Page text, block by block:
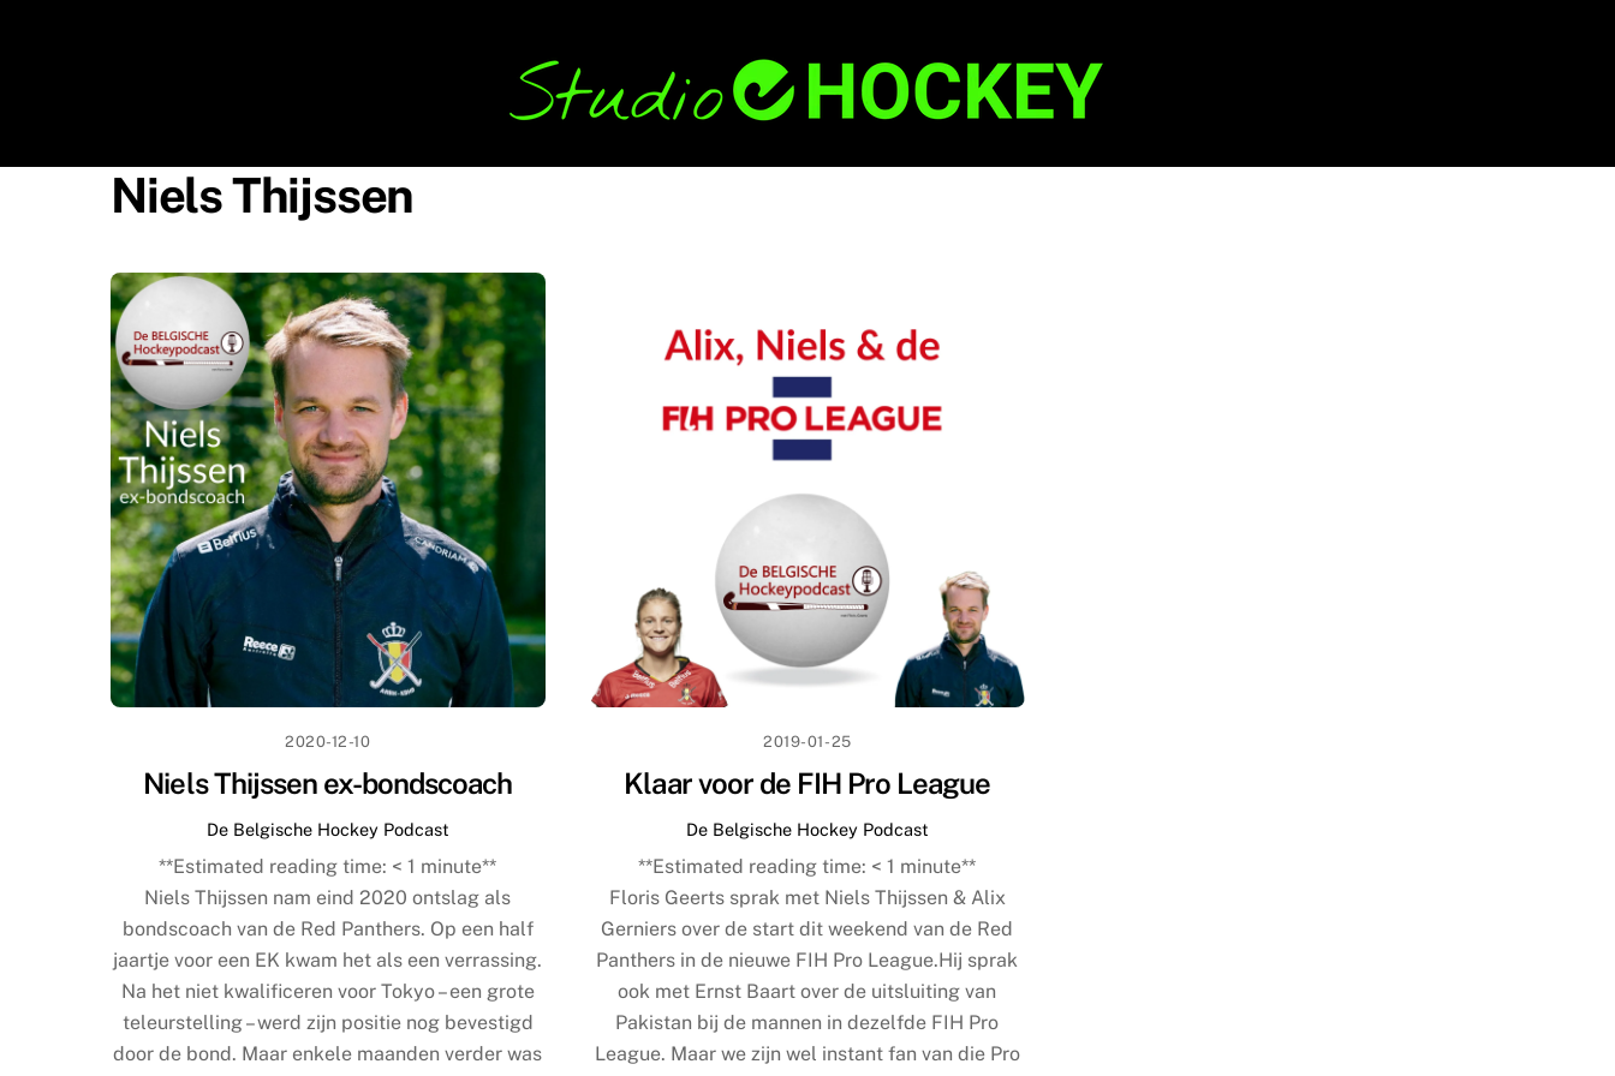
Niels Thijssen
2020-12-10
Niels Thijssen ex-bondscoach
De Belgische Hockey Podcast
**Estimated reading time: < 1 minute**
Niels Thijssen nam eind 2020 ontslag als
bondscoach van de Red Panthers. Op een half
jaartje voor een EK kwam het als een verrassing.
Na het niet kwalificeren voor Tokyo – een grote
teleurstelling – werd zijn positie nog bevestigd
door de bond. Maar enkele maanden verder was
2019-01-25
Klaar voor de FIH Pro League
De Belgische Hockey Podcast
**Estimated reading time: < 1 minute**
Floris Geerts sprak met Niels Thijssen & Alix
Gerniers over de start dit weekend van de Red
Panthers in de nieuwe FIH Pro League.Hij sprak
ook met Ernst Baart over de uitsluiting van
Pakistan bij de mannen in dezelfde FIH Pro
League. Maar we zijn wel instant fan van die Pro